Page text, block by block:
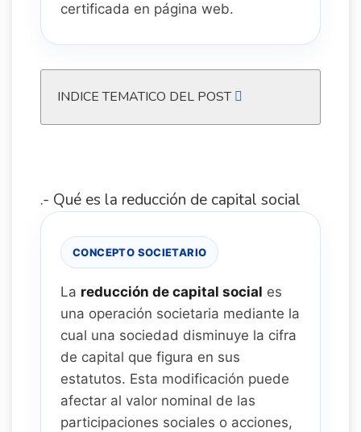
certificada en página web.
INDICE TEMATICO DEL POST
.- Qué es la reducción de capital social
CONCEPTO SOCIETARIO
La reducción de capital social es
una operación societaria mediante la
cual una sociedad disminuye la cifra
de capital que figura en sus
estatutos. Esta modificación puede
afectar al valor nominal de las
participaciones sociales o acciones,